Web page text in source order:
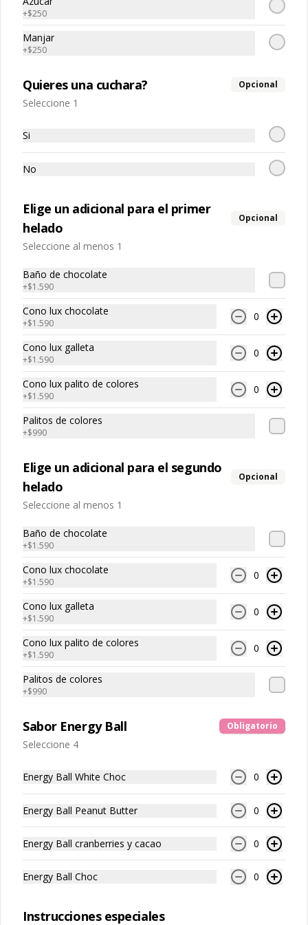
y amigos.
EL 100% DE LA UTILIDAD DE NUESTRA
EMPRESA (SI, EL 100%) SE DONA A
FUNDACIONES SOCIALES QUE APOYAN
A LAS PERSONAS MAS VULNERABLES DE
$1.590
Cono lux palito de colores
$1.590
Energy Ball x 1
$1.200
Energy Ball x4
$3.400
Energy balls x10
10 Energy Balls a elección
$6.700
Conócenos
Franquicias
Encuéntranos
Términos y condiciones
Política de privacidad
Redes sociales
Instagram
+$250
Manjar
+$250
Quieres una cuchara? Opcional
Seleccione 1
Si
No
Elige un adicional para el primer
helado
Opcional
Seleccione al menos 1
Baño de chocolate
+$1.590
Cono lux chocolate
+$1.590
0
Cono lux galleta
+$1.590
0
Cono lux palito de colores
+$1.590
0
Palitos de colores
+$990
Elige un adicional para el segundo
helado
Opcional
Seleccione al menos 1
Baño de chocolate
+$1.590
Cono lux chocolate
+$1.590
0
Cono lux galleta
+$1.590
0
Cono lux palito de colores
+$1.590
0
Palitos de colores
+$990
Sabor Energy Ball Obligatorio
Seleccione 4
Energy Ball White Choc 0
Energy Ball Peanut Butter 0
Energy Ball cranberries y cacao 0
Energy Ball Choc 0
Instrucciones especiales